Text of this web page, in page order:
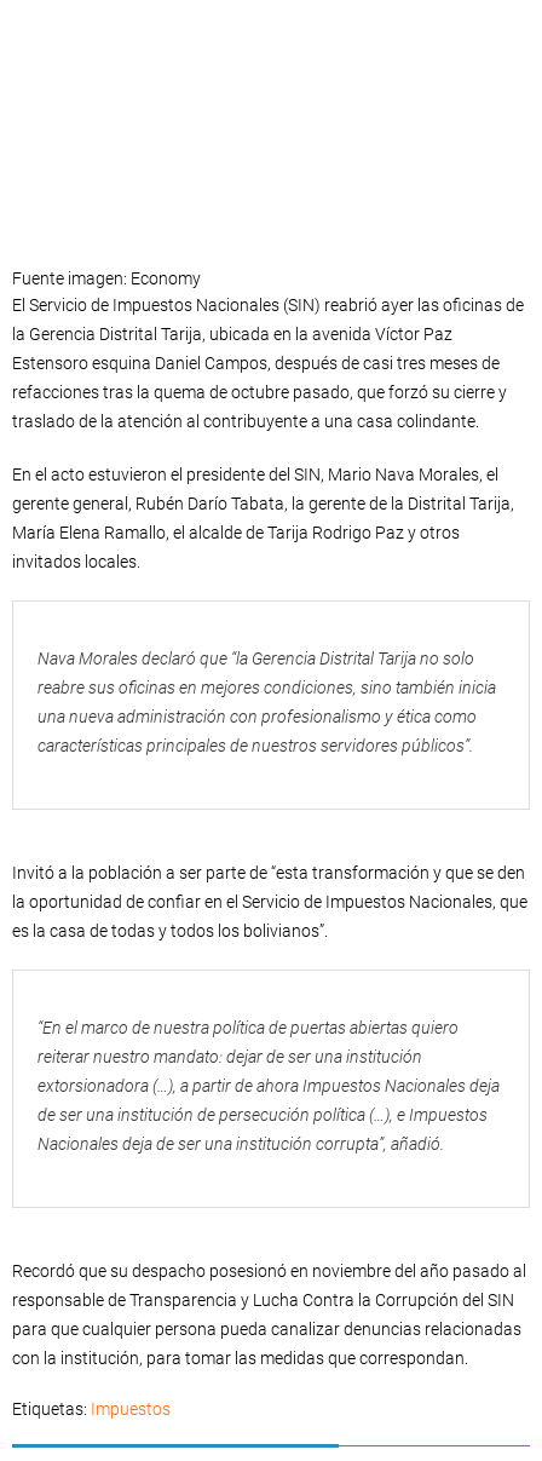
Fuente imagen: Economy
El Servicio de Impuestos Nacionales (SIN) reabrió ayer las oficinas de
la Gerencia Distrital Tarija, ubicada en la avenida Víctor Paz
Estensoro esquina Daniel Campos, después de casi tres meses de
refacciones tras la quema de octubre pasado, que forzó su cierre y
traslado de la atención al contribuyente a una casa colindante.
En el acto estuvieron el presidente del SIN, Mario Nava Morales, el
gerente general, Rubén Darío Tabata, la gerente de la Distrital Tarija,
María Elena Ramallo, el alcalde de Tarija Rodrigo Paz y otros
invitados locales.
Nava Morales declaró que “la Gerencia Distrital Tarija no solo
reabre sus oficinas en mejores condiciones, sino también inicia
una nueva administración con profesionalismo y ética como
características principales de nuestros servidores públicos”.
Invitó a la población a ser parte de “esta transformación y que se den
la oportunidad de confiar en el Servicio de Impuestos Nacionales, que
es la casa de todas y todos los bolivianos”.
“En el marco de nuestra política de puertas abiertas quiero
reiterar nuestro mandato: dejar de ser una institución
extorsionadora (…), a partir de ahora Impuestos Nacionales deja
de ser una institución de persecución política (…), e Impuestos
Nacionales deja de ser una institución corrupta”, añadió.
Recordó que su despacho posesionó en noviembre del año pasado al
responsable de Transparencia y Lucha Contra la Corrupción del SIN
para que cualquier persona pueda canalizar denuncias relacionadas
con la institución, para tomar las medidas que correspondan.
Etiquetas: Impuestos